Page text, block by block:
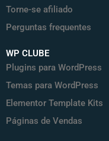
Torne-se afiliado
Perguntas frequentes
WP CLUBE
Plugins para WordPress
Temas para WordPress
Elementor Template Kits
Páginas de Vendas